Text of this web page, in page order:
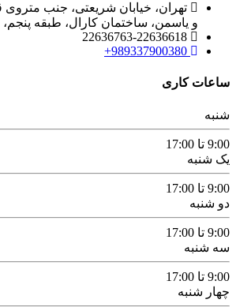
تهران، خیابان شریعتی، جنب متروی
و یاسمن، ساختمان کارال، طبقه پنجم،
22636763-22636618
989337900380+
ساعات کاری
شنبه
9:00 تا 17:00
یک شنبه
9:00 تا 17:00
دو شنبه
9:00 تا 17:00
سه شنبه
9:00 تا 17:00
چهار شنبه